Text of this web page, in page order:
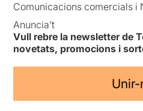
Comunicacions comercials i
Anuncia’t
Vull rebre la newsletter de
novetats, promocions i
Unir-